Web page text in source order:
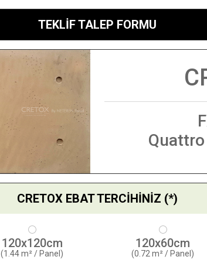
TEKLİF TALEP FORMU
CRETOX EBAT TERCİHİNİZ (*)
120x120cm
(1.44 m² / Panel)
120x60cm
(0.72 m² / Panel)